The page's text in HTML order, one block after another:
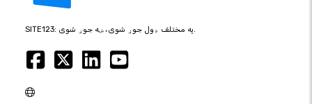
SITE123: په مختلف ډول جوړ شوی، ښه جوړ شوی.